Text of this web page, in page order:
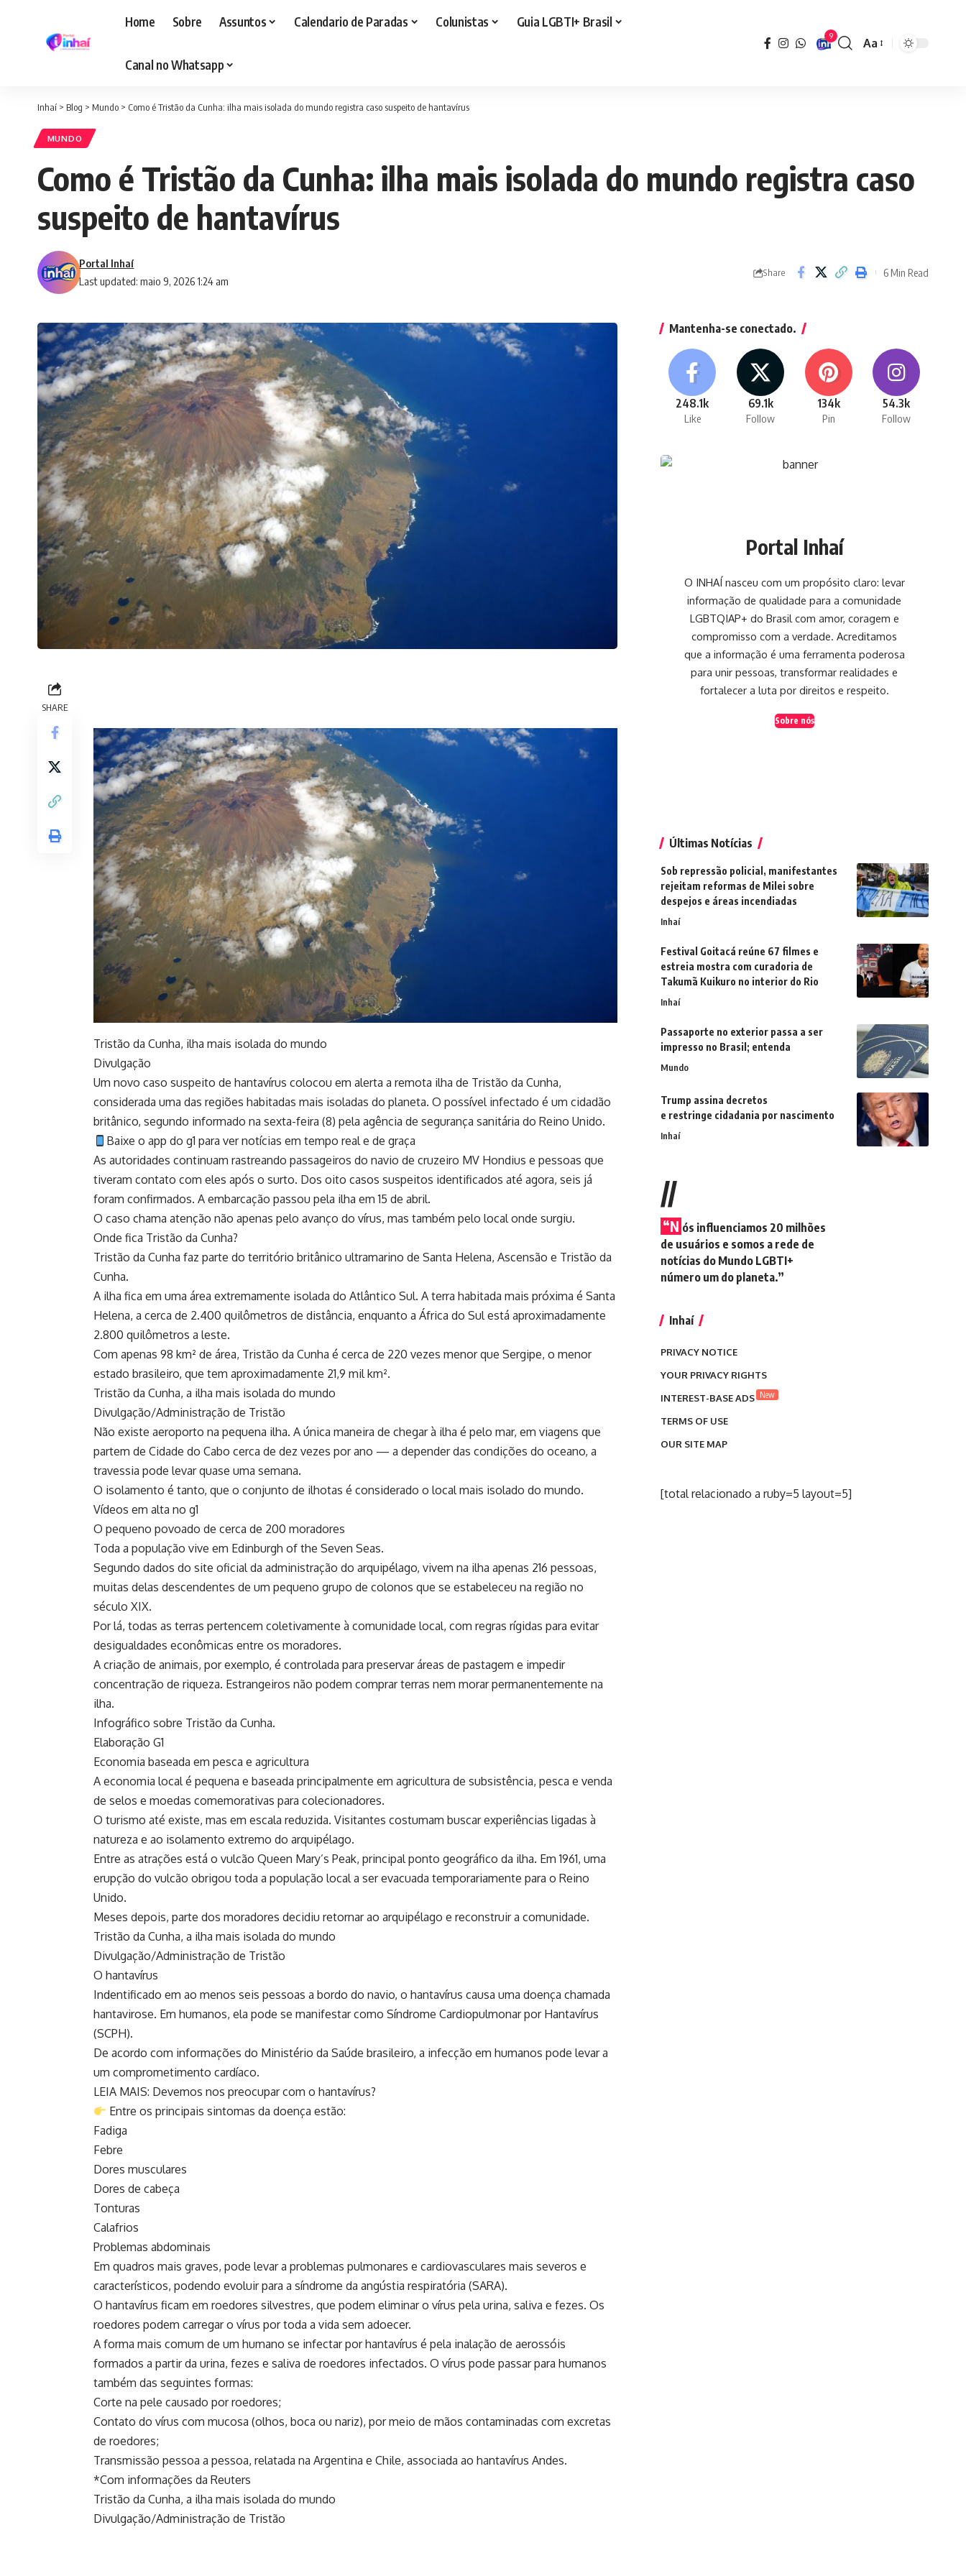
Home Sobre Assuntos Calendario de Paradas Colunistas Guia LGBTI+ Brasil
Canal no Whatsapp
9
Font
Aa
Inhaí > Blog > Mundo > Como é Tristão da Cunha: ilha mais isolada do mundo registra caso suspeito de hantavírus
MUNDO
Como é Tristão da Cunha: ilha mais isolada do mundo registra caso
suspeito de hantavírus
Last updated: maio 9, 2026 1:24 am
Portal Inhaí
Share 6 Min Read
SHARE
Tristão da Cunha, ilha mais isolada do mundo
Divulgação
Um novo caso suspeito de hantavírus colocou em alerta a remota ilha de Tristão da Cunha,
considerada uma das regiões habitadas mais isoladas do planeta. O possível infectado é um cidadão
britânico, segundo informado na sexta-feira (8) pela agência de segurança sanitária do Reino Unido.
Baixe o app do g1 para ver notícias em tempo real e de graça
As autoridades continuam rastreando passageiros do navio de cruzeiro MV Hondius e pessoas que
tiveram contato com eles após o surto. Dos oito casos suspeitos identificados até agora, seis já
foram confirmados. A embarcação passou pela ilha em 15 de abril.
O caso chama atenção não apenas pelo avanço do vírus, mas também pelo local onde surgiu.
Onde fica Tristão da Cunha?
Tristão da Cunha faz parte do território britânico ultramarino de Santa Helena, Ascensão e Tristão da
Cunha.
A ilha fica em uma área extremamente isolada do Atlântico Sul. A terra habitada mais próxima é Santa
Helena, a cerca de 2.400 quilômetros de distância, enquanto a África do Sul está aproximadamente
2.800 quilômetros a leste.
Com apenas 98 km² de área, Tristão da Cunha é cerca de 220 vezes menor que Sergipe, o menor
estado brasileiro, que tem aproximadamente 21,9 mil km².
Tristão da Cunha, a ilha mais isolada do mundo
Divulgação/Administração de Tristão
Não existe aeroporto na pequena ilha. A única maneira de chegar à ilha é pelo mar, em viagens que
partem de Cidade do Cabo cerca de dez vezes por ano — a depender das condições do oceano, a
travessia pode levar quase uma semana.
O isolamento é tanto, que o conjunto de ilhotas é considerado o local mais isolado do mundo.
Vídeos em alta no g1
O pequeno povoado de cerca de 200 moradores
Toda a população vive em Edinburgh of the Seven Seas.
Segundo dados do site oficial da administração do arquipélago, vivem na ilha apenas 216 pessoas,
muitas delas descendentes de um pequeno grupo de colonos que se estabeleceu na região no
século XIX.
Por lá, todas as terras pertencem coletivamente à comunidade local, com regras rígidas para evitar
desigualdades econômicas entre os moradores.
A criação de animais, por exemplo, é controlada para preservar áreas de pastagem e impedir
concentração de riqueza. Estrangeiros não podem comprar terras nem morar permanentemente na
ilha.
Infográfico sobre Tristão da Cunha.
Elaboração G1
Economia baseada em pesca e agricultura
A economia local é pequena e baseada principalmente em agricultura de subsistência, pesca e venda
de selos e moedas comemorativas para colecionadores.
O turismo até existe, mas em escala reduzida. Visitantes costumam buscar experiências ligadas à
natureza e ao isolamento extremo do arquipélago.
Entre as atrações está o vulcão Queen Mary’s Peak, principal ponto geográfico da ilha. Em 1961, uma
erupção do vulcão obrigou toda a população local a ser evacuada temporariamente para o Reino
Unido.
Meses depois, parte dos moradores decidiu retornar ao arquipélago e reconstruir a comunidade.
Tristão da Cunha, a ilha mais isolada do mundo
Divulgação/Administração de Tristão
O hantavírus
Indentificado em ao menos seis pessoas a bordo do navio, o hantavírus causa uma doença chamada
hantavirose. Em humanos, ela pode se manifestar como Síndrome Cardiopulmonar por Hantavírus
(SCPH).
De acordo com informações do Ministério da Saúde brasileiro, a infecção em humanos pode levar a
um comprometimento cardíaco.
LEIA MAIS: Devemos nos preocupar com o hantavírus?
Entre os principais sintomas da doença estão:
Fadiga
Febre
Dores musculares
Dores de cabeça
Tonturas
Calafrios
Problemas abdominais
Em quadros mais graves, pode levar a problemas pulmonares e cardiovasculares mais severos e
característicos, podendo evoluir para a síndrome da angústia respiratória (SARA).
O hantavírus ficam em roedores silvestres, que podem eliminar o vírus pela urina, saliva e fezes. Os
roedores podem carregar o vírus por toda a vida sem adoecer.
A forma mais comum de um humano se infectar por hantavírus é pela inalação de aerossóis
formados a partir da urina, fezes e saliva de roedores infectados. O vírus pode passar para humanos
também das seguintes formas:
Corte na pele causado por roedores;
Contato do vírus com mucosa (olhos, boca ou nariz), por meio de mãos contaminadas com excretas
de roedores;
Transmissão pessoa a pessoa, relatada na Argentina e Chile, associada ao hantavírus Andes.
*Com informações da Reuters
Tristão da Cunha, a ilha mais isolada do mundo
Divulgação/Administração de Tristão
Mantenha-se conectado.
248.1k
Like
69.1k
Follow
134k
Pin
54.3k
Follow
Portal Inhaí
O INHAÍ nasceu com um propósito claro: levar
informação de qualidade para a comunidade
LGBTQIAP+ do Brasil com amor, coragem e
compromisso com a verdade. Acreditamos
que a informação é uma ferramenta poderosa
para unir pessoas, transformar realidades e
fortalecer a luta por direitos e respeito.
Sobre nós
Últimas Notícias
Sob repressão policial, manifestantes
rejeitam reformas de Milei sobre
despejos e áreas incendiadas
Inhaí
Festival Goitacá reúne 67 filmes e
estreia mostra com curadoria de
Takumã Kuikuro no interior do Rio
Inhaí
Passaporte no exterior passa a ser
impresso no Brasil; entenda
Mundo
Trump assina decretos
e restringe cidadania por nascimento
Inhaí
//
“N ós influenciamos 20 milhões
de usuários e somos a rede de
notícias do Mundo LGBTI+
número um do planeta.”
Inhaí
PRIVACY NOTICE
YOUR PRIVACY RIGHTS
INTEREST-BASE ADS New
TERMS OF USE
OUR SITE MAP
[total relacionado a ruby=5 layout=5]